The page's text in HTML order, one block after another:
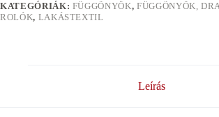
KATEGÓRIÁK: FÜGGÖNYÖK, FÜGGÖNYÖK,
ROLÓK, LAKÁSTEXTIL
Leírás